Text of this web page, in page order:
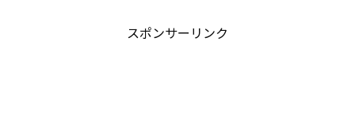
スポンサーリンク